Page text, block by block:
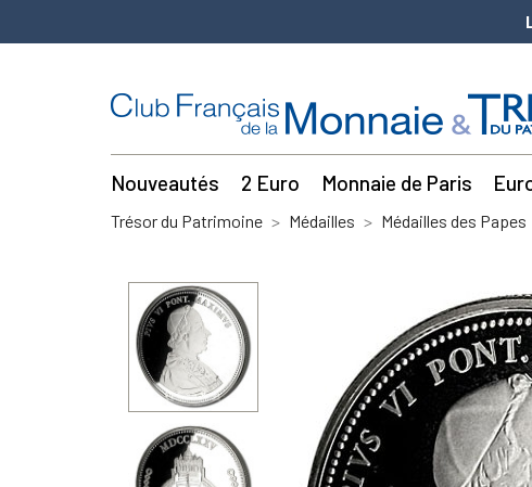
Nouveautés 2 Euro Monnaie de Paris
Trésor du Patrimoine Médailles Médailles des Papes